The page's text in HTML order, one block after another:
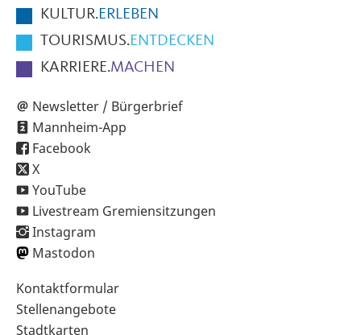
KULTUR.ERLEBEN
TOURISMUS.ENTDECKEN
KARRIERE.MACHEN
Newsletter / Bürgerbrief
Mannheim-App
Facebook
X
YouTube
Livestream Gremiensitzungen
Instagram
Mastodon
Sekundärnavigation
im
Fußbereich
Kontaktformular
Stellenangebote
Stadtkarten